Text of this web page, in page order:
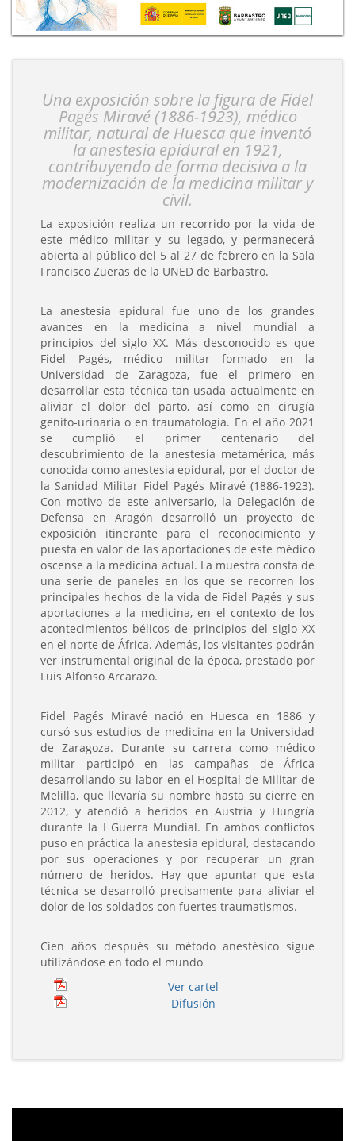
Una exposición sobre la figura de Fidel
Pagés Miravé (1886-1923), médico
militar, natural de Huesca que inventó
la anestesia epidural en 1921,
contribuyendo de forma decisiva a la
modernización de la medicina militar y
civil.
La exposición realiza un recorrido por la vida de
este médico militar y su legado, y permanecerá
abierta al público del 5 al 27 de febrero en la Sala
Francisco Zueras de la UNED de Barbastro.
La anestesia epidural fue uno de los grandes
avances en la medicina a nivel mundial a
principios del siglo XX. Más desconocido es que
Fidel Pagés, médico militar formado en la
Universidad de Zaragoza, fue el primero en
desarrollar esta técnica tan usada actualmente en
aliviar el dolor del parto, así como en cirugía
genito-urinaria o en traumatología. En el año 2021
se cumplió el primer centenario del
descubrimiento de la anestesia metamérica, más
conocida como anestesia epidural, por el doctor de
la Sanidad Militar Fidel Pagés Miravé (1886-1923).
Con motivo de este aniversario, la Delegación de
Defensa en Aragón desarrolló un proyecto de
exposición itinerante para el reconocimiento y
puesta en valor de las aportaciones de este médico
oscense a la medicina actual. La muestra consta de
una serie de paneles en los que se recorren los
principales hechos de la vida de Fidel Pagés y sus
aportaciones a la medicina, en el contexto de los
acontecimientos bélicos de principios del siglo XX
en el norte de África. Además, los visitantes podrán
ver instrumental original de la época, prestado por
Luis Alfonso Arcarazo.
Fidel Pagés Miravé nació en Huesca en 1886 y
cursó sus estudios de medicina en la Universidad
de Zaragoza. Durante su carrera como médico
militar participó en las campañas de África
desarrollando su labor en el Hospital de Militar de
Melilla, que llevaría su nombre hasta su cierre en
2012, y atendió a heridos en Austria y Hungría
durante la I Guerra Mundial. En ambos conflictos
puso en práctica la anestesia epidural, destacando
por sus operaciones y por recuperar un gran
número de heridos. Hay que apuntar que esta
técnica se desarrolló precisamente para aliviar el
dolor de los soldados con fuertes traumatismos.
Cien años después su método anestésico sigue
utilizándose en todo el mundo
Ver cartel
Difusión